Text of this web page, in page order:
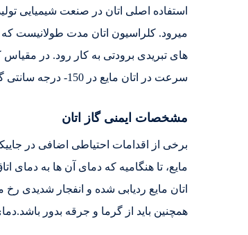
استفاده اصلی اتان در صنعت شیمیایی
میرود. کلراسیون اتان مدت طولانیست
های تبریدی برودتی به کار رود. در
سرعت در اتان مایع در 150- درجه سانتی گراد و یا سردتر غوطه ور شده و خیلی سریع یخ می زند. این انجماد سریع، ساختار اشیاء نرم موجود در حالت مایع را تخریب نمی کند.
مشخصات ایمنی گاز اتان
برخی از اقدامات احتیاطی اضافی در
مایع، تا هنگامیه که دمای آن ها به
اتان مایع ردیابی شده و انفجار
همچنین باید از گرما و جرقه بدور باشد.دمای خود اشتعالی گاز اتان 497 درجه می